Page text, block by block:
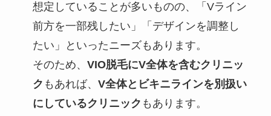
想定していることが多いものの、「Vライン
前方を一部残したい」「デザインを調整し
たい」といったニーズもあります。
そのため、 VIO脱毛にV全体を含むクリニッ
ク もあれば、 V全体とビキニラインを別扱い
にしているクリニック もあります。